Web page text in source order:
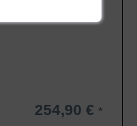
254,90 €